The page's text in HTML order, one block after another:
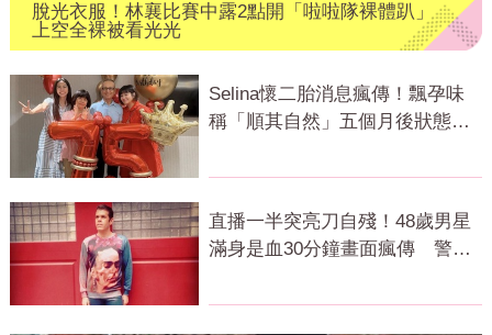
脫光衣服！林襄比賽中露2點開「啦啦隊裸體趴」
上空全裸被看光光
Selina懷二胎消息瘋傳！飄孕味
稱「順其自然」五個月後狀態曝
直播一半突亮刀自殘！48歲男星
滿身是血30分鐘畫面瘋傳 警急